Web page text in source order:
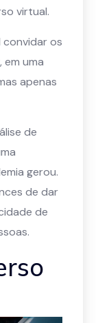
virtual.
convidar os
em uma
apenas
de
gerou.
de dar
de